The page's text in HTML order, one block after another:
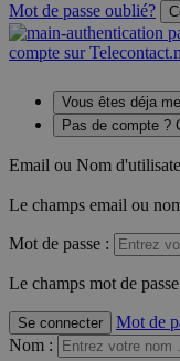
Mot de passe oublié?
compte sur
Vous êtes déja
Pas de compte ?
Email ou Nom
Le champs email ou
Mot de passe :
Le champs mot de
Se connecter
Mot de
Nom :